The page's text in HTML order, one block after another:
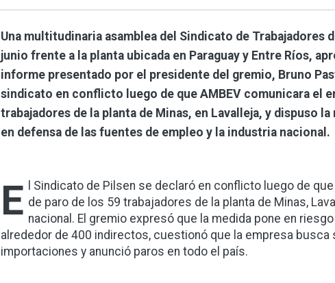
Una multitudinaria asamblea del Sindicato de Trabajadores
junio frente a la planta ubicada en Paraguay y Entre Ríos,
informe presentado por el presidente del gremio, Bruno
sindicato en conflicto luego de que AMBEV comunicara el
trabajadores de la planta de Minas, en Lavalleja, y dispuso
en defensa de las fuentes de empleo y la industria nacional.
E l Sindicato de Pilsen se declaró en conflicto luego de
de paro de los 59 trabajadores de la planta de Minas,
nacional. El gremio expresó que la medida pone en
alrededor de 400 indirectos, cuestionó que la empresa
importaciones y anunció paros en todo el país.